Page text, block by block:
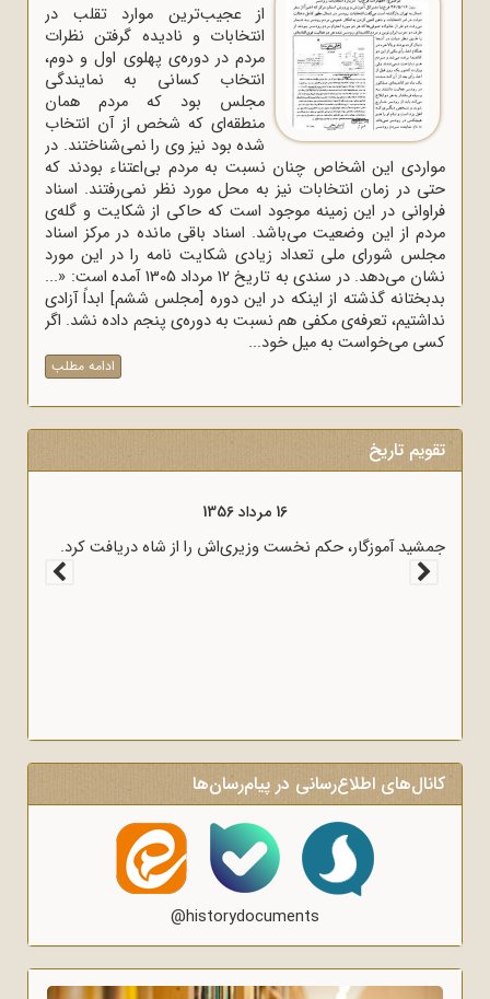
از عجیب‌ترین موارد تقلب در
انتخابات و نادیده گرفتن نظرات
مردم در دوره‌ی پهلوی اول و دوم،
انتخاب کسانی به نمایندگی
مجلس بود که مردم همان
منطقه‌ای که شخص از آن انتخاب
شده بود نیز وی را نمی‌شناختند. در
مواردی این اشخاص چنان نسبت به مردم بی‌اعتناء بودند که
حتی در زمان انتخابات نیز به محل مورد نظر نمی‌رفتند. اسناد
فراوانی در این زمینه موجود است که حاکی از شکایت و گله‌ی
مردم از این وضعیت می‌باشد. اسناد باقی مانده در مرکز اسناد
مجلس شورای ملی تعداد زیادی شکایت نامه را در این مورد
نشان می‌دهد. در سندی به تاریخ 12 مرداد 1305 آمده است: «...
بدبختانه گذشته از اینکه در این دوره [مجلس ششم] ابداً آزادی
نداشتیم، تعرفه‌ی مکفی هم نسبت به دوره‌ی پنجم داده نشد. اگر
کسی می‌خواست به میل خود...
ادامه مطلب
تقویم تاریخ
جمشید آموزگار، حکم نخست وزیری‌اش را از شاه در لبیک به پیام امام
در منبرهای ماه
کانال‌های اطلاع‌رسانی در پیام‌رسان‌ها
@historydocuments